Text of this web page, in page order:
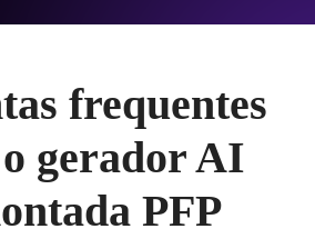
frequentes
gerador AI
PFP